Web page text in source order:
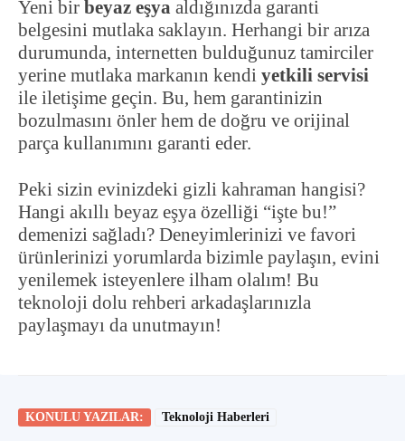
Yeni bir beyaz eşya aldığınızda garanti
belgesini mutlaka saklayın. Herhangi bir arıza
durumunda, internetten bulduğunuz tamirciler
yerine mutlaka markanın kendi yetkili servisi
ile iletişime geçin. Bu, hem garantinizin
bozulmasını önler hem de doğru ve orijinal
parça kullanımını garanti eder.
Peki sizin evinizdeki gizli kahraman hangisi?
Hangi akıllı beyaz eşya özelliği “işte bu!”
demenizi sağladı? Deneyimlerinizi ve favori
ürünlerinizi yorumlarda bizimle paylaşın, evini
yenilemek isteyenlere ilham olalım! Bu
teknoloji dolu rehberi arkadaşlarınızla
paylaşmayı da unutmayın!
KONULU YAZILAR: Teknoloji Haberleri